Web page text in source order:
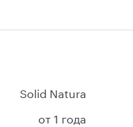
Solid Natura
от 1 года